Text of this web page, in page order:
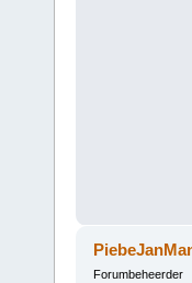
Forumbeheerder